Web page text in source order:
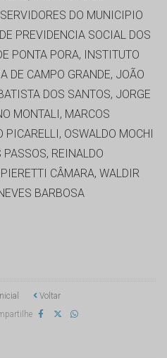
DO MUNICIPIO
PREVIDENCIA SOCIAL DOS
PONTA PORA, INSTITUTO
DE CAMPO GRANDE, JOÃO
DOS SANTOS, JORGE
MONTALI, MARCOS
PICARELLI, OSWALDO MOCHI
REINALDO
CÂMARA, WALDIR
BARBOSA
Voltar